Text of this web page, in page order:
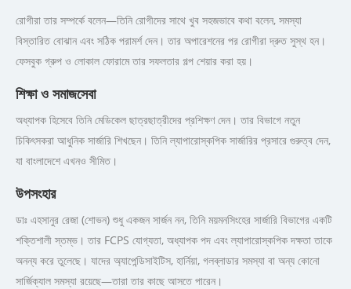
রোগীরা তার সম্পর্কে বলেন—তিনি রোগীদের সাথে খুব সহজভাবে কথা বলেন, সমস্যা
বিস্তারিত বোঝান এবং সঠিক পরামর্শ দেন। তার অপারেশনের পর রোগীরা দ্রুত সুস্থ হন।
ফেসবুক গ্রুপ ও লোকাল ফোরামে তার সফলতার গল্প শেয়ার করা হয়।
শিক্ষা ও সমাজসেবা
অধ্যাপক হিসেবে তিনি মেডিকেল ছাত্রছাত্রীদের প্রশিক্ষণ দেন। তার বিভাগে নতুন
চিকিৎসকরা আধুনিক সার্জারি শিখছেন। তিনি ল্যাপারোস্কপিক সার্জারির প্রসারে গুরুত্ব দেন,
যা বাংলাদেশে এখনও সীমিত।
উপসংহার
ডাঃ এহসানুর রেজা (শোভন) শুধু একজন সার্জন নন, তিনি ময়মনসিংহের সার্জারি বিভাগের একটি
শক্তিশালী স্তম্ভ। তার FCPS যোগ্যতা, অধ্যাপক পদ এবং ল্যাপারোস্কপিক দক্ষতা তাকে
অনন্য করে তুলেছে। যাদের অ্যাপেন্ডিসাইটিস, হার্নিয়া, গলব্লাডার সমস্যা বা অন্য কোনো
সার্জিক্যাল সমস্যা রয়েছে—তারা তার কাছে আসতে পারেন।